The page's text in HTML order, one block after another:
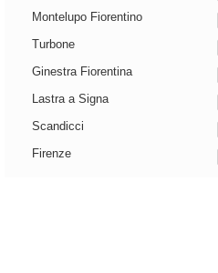
Montelupo Fiorentino
Turbone
Ginestra Fiorentina
Lastra a Signa
Scandicci
Firenze